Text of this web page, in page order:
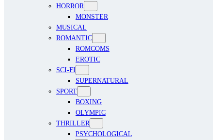
HORROR
MONSTER
MUSICAL
ROMANTIC
ROMCOMS
EROTIC
SCI-FI
SUPERNATURAL
SPORT
BOXING
OLYMPIC
THRILLER
PSYCHOLOGICAL